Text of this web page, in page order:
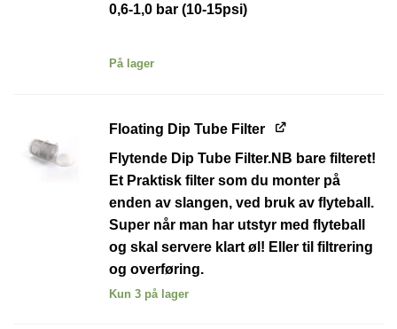
0,6-1,0 bar (10-15psi)
På lager
Floating Dip Tube Filter
Flytende Dip Tube Filter.NB bare filteret!
Et Praktisk filter som du monter på
enden av slangen, ved bruk av flyteball .
Super når man har utstyr med flyteball
og skal servere klart øl! Eller til filtrering
og overføring.
Kun 3 på lager